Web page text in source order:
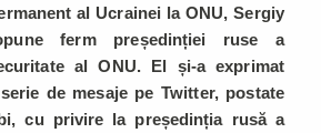
al Ucrainei la ONU, Sergiy
ferm președinției ruse a
al ONU. El și-a exprimat
de mesaje pe Twitter, postate
cu privire la președinția rusă a